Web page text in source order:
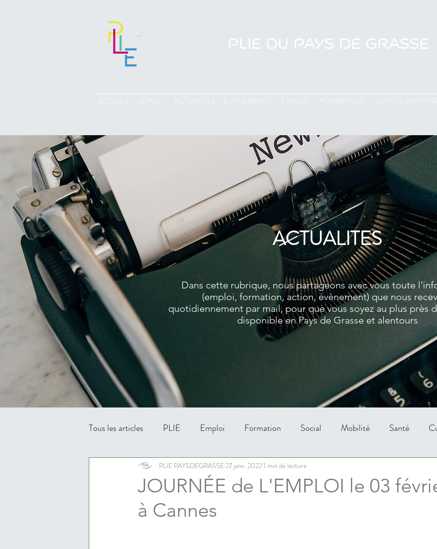
PLIE DU PAYS DE GRASSE
ACTUALITES EVENEMENTS FORMATION SERVICE
ACTUALITES
Dans cette rubrique, nous partageons avec vous toute
(emploi, formation, action, évènement) que nous
quotidiennement par mail, pour que vous soyez au plus près
disponible en Pays de Grasse et alentours
Tous les articles PLIE Emploi Formation Social Mobilité Santé
emploi
JOURNÉE de L'EMPLOI le 03
à Cannes
PLIE PAYSDEGRASSE 27 janv. 20221 min de lecture